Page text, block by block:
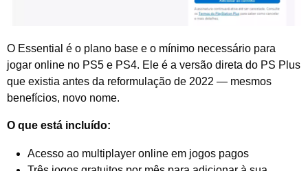
O Essential é o plano base e o mínimo necessário para
jogar online no PS5 e PS4. Ele é a versão direta do PS Plus
que existia antes da reformulação de 2022 — mesmos
benefícios, novo nome.
O que está incluído:
Acesso ao multiplayer online em jogos pagos